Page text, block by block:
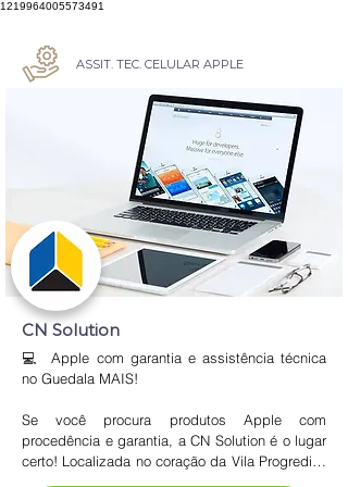
1219964005573491
ASSIT. TEC. CELULAR APPLE
CN Solution
💻  Apple com garantia e assistência técnica
no Guedala MAIS!
Se você procura produtos Apple com
procedência e garantia, a CN Solution é o lugar
certo! Localizada no coração da Vila Progredior,